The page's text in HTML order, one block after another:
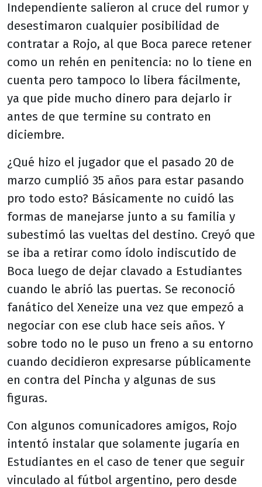
Independiente salieron al cruce del rumor y
desestimaron cualquier posibilidad de
contratar a Rojo, al que Boca parece retener
como un rehén en penitencia: no lo tiene en
cuenta pero tampoco lo libera fácilmente,
ya que pide mucho dinero para dejarlo ir
antes de que termine su contrato en
diciembre.
¿Qué hizo el jugador que el pasado 20 de
marzo cumplió 35 años para estar pasando
pro todo esto? Básicamente no cuidó las
formas de manejarse junto a su familia y
subestimó las vueltas del destino. Creyó que
se iba a retirar como ídolo indiscutido de
Boca luego de dejar clavado a Estudiantes
cuando le abrió las puertas. Se reconoció
fanático del Xeneize una vez que empezó a
negociar con ese club hace seis años. Y
sobre todo no le puso un freno a su entorno
cuando decidieron expresarse públicamente
en contra del Pincha y algunas de sus
figuras.
Con algunos comunicadores amigos, Rojo
intentó instalar que solamente jugaría en
Estudiantes en el caso de tener que seguir
vinculado al fútbol argentino, pero desde